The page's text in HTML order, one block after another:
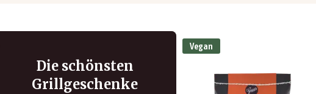
Die schönsten
Grillgeschenke
Vegan